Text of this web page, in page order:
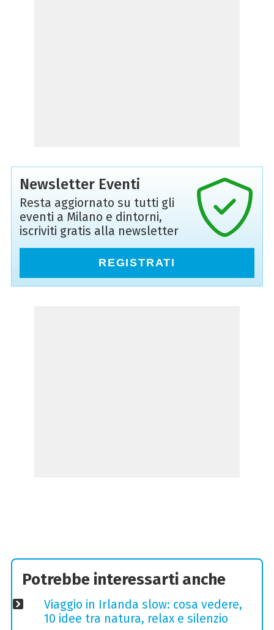
Newsletter Eventi
Resta aggiornato su tutti gli
eventi a Milano e dintorni,
iscriviti gratis alla newsletter
REGISTRATI
Potrebbe interessarti anche
Viaggio in Irlanda slow: cosa vedere,
10 idee tra natura, relax e silenzio